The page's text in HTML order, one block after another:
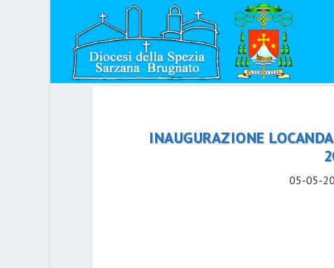
INAUGURAZIONE
05-05-